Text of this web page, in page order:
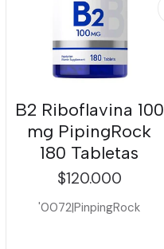
B2 Riboflavina 100
mg PipingRock
180 Tabletas
$120.000
'0072|PinpingRock